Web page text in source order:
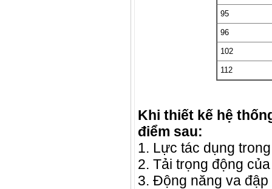
95
96
102
112
Khi thiết kế hệ
điểm sau:
1. Lực tác dụng
2. Tải trọng động
3. Động năng va đập